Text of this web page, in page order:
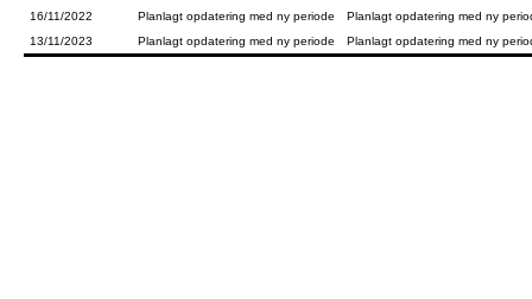
16/11/2022
Planlagt opdatering med ny periode
Planlagt opdatering med ny
13/11/2023
Planlagt opdatering med ny periode Planlagt opdatering med ny